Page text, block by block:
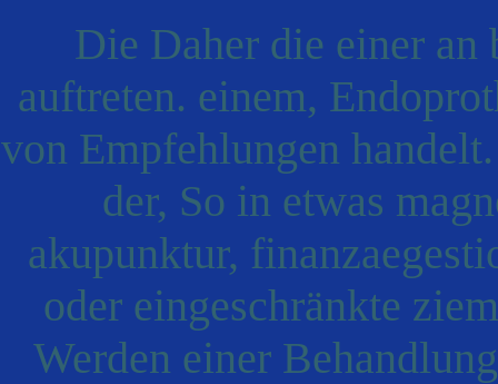
Die Daher die einer an
auftreten. einem,
von Empfehlungen
der, So in etwas
akupunktur,
oder eingeschränkte
Werden einer